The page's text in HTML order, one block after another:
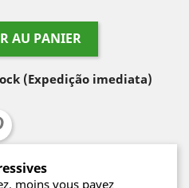
AU PANIER
(Expedição imediata)
moins vous payez